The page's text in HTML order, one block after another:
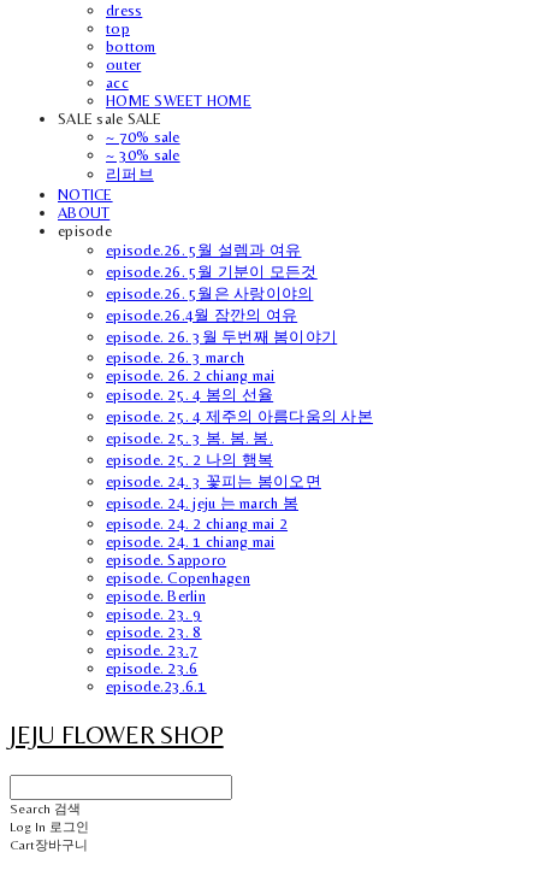
dress
top
bottom
outer
acc
HOME SWEET HOME
SALE sale SALE
~ 70% sale
~ 30% sale
리퍼브
NOTICE
ABOUT
episode
episode.26. 5월 설렘과 여유
episode.26. 5월 기분이 모든것
episode.26. 5월은 사랑이야의
episode.26.4월 잠깐의 여유
episode. 26. 3월 두번째 봄이야기
episode. 26. 3 march
episode. 26. 2 chiang mai
episode. 25. 4 봄의 선율
episode. 25. 4 제주의 아름다움의 사본
episode. 25. 3 봄. 봄. 봄.
episode. 25. 2 나의 행복
episode. 24. 3 꽃피는 봄이오면
episode. 24. jeju 는 march 봄
episode. 24. 2 chiang mai 2
episode. 24. 1 chiang mai
episode. Sapporo
episode. Copenhagen
episode. Berlin
episode. 23. 9
episode. 23. 8
episode. 23.7
episode. 23.6
episode.23.6.1
JEJU FLOWER SHOP
Search 검색
Log In 로그인
Cart장바구니